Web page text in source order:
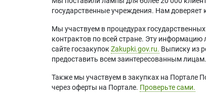
государственные учреждения. Нам
Мы участвуем в процедурах
контрактов по всей стране. Эту
сайте госзакупок Zakupki.gov.ru. Выписку из
предоставить всем заинтересованным лицам.
Также мы участвуем в закупках на Портале
через оферты на Портале. Проверьте сами.